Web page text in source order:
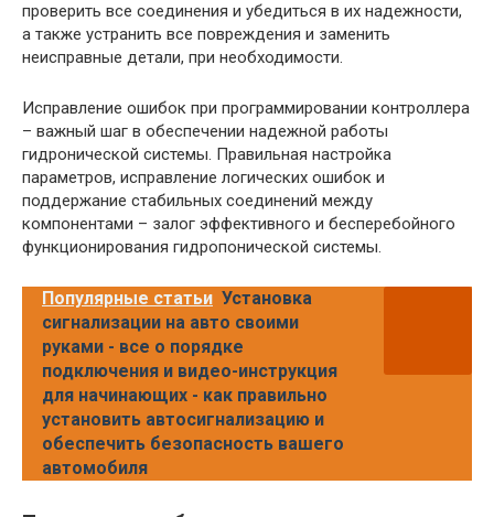
проверить все соединения и убедиться в их надежности,
а также устранить все повреждения и заменить
неисправные детали, при необходимости.
Исправление ошибок при программировании контроллера
– важный шаг в обеспечении надежной работы
гидронической системы. Правильная настройка
параметров, исправление логических ошибок и
поддержание стабильных соединений между
компонентами – залог эффективного и бесперебойного
функционирования гидропонической системы.
Популярные статьи Установка
сигнализации на авто своими
руками - все о порядке
подключения и видео-инструкция
для начинающих - как правильно
установить автосигнализацию и
обеспечить безопасность вашего
автомобиля